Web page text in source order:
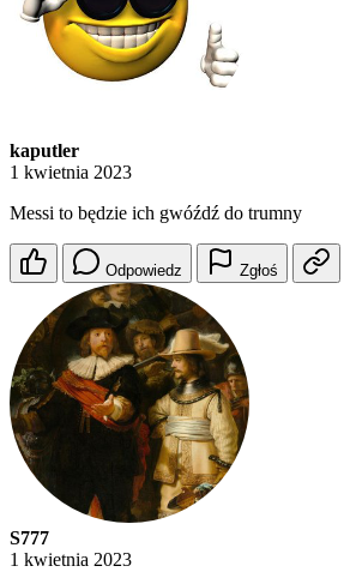
kaputler
1 kwietnia 2023
Messi to będzie ich gwóźdź do trumny
Odpowiedz Zgłoś
S777
1 kwietnia 2023